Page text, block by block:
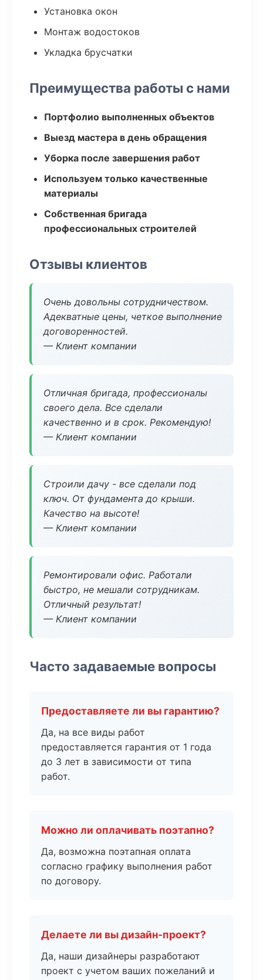
Установка окон
Монтаж водостоков
Укладка брусчатки
Преимущества работы с нами
Портфолио выполненных объектов
Выезд мастера в день обращения
Уборка после завершения работ
Используем только качественные
материалы
Собственная бригада
профессиональных строителей
Отзывы клиентов
Очень довольны сотрудничеством.
Адекватные цены, четкое выполнение
договоренностей.
— Клиент компании
Отличная бригада, профессионалы
своего дела. Все сделали
качественно и в срок. Рекомендую!
— Клиент компании
Строили дачу - все сделали под
ключ. От фундамента до крыши.
Качество на высоте!
— Клиент компании
Ремонтировали офис. Работали
быстро, не мешали сотрудникам.
Отличный результат!
— Клиент компании
Часто задаваемые вопросы
Предоставляете ли вы гарантию?
Да, на все виды работ
предоставляется гарантия от 1 года
до 3 лет в зависимости от типа
работ.
Можно ли оплачивать поэтапно?
Да, возможна поэтапная оплата
согласно графику выполнения работ
по договору.
Делаете ли вы дизайн-проект?
Да, наши дизайнеры разработают
проект с учетом ваших пожеланий и